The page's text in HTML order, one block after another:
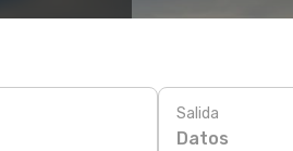
Salida
Datos